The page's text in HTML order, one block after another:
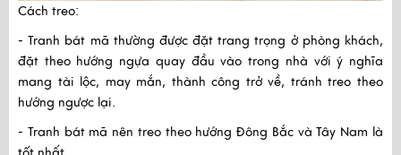
Cách treo:
- Tranh bát mã thường được đặt trang trọng ở phòng khách,
đặt theo hướng ngựa quay đầu vào trong nhà với ý nghĩa
mang tài lộc, may mắn, thành công trở về, tránh treo theo
hướng ngược lại.
- Tranh bát mã nên treo theo hướng Đông Bắc và Tây Nam là